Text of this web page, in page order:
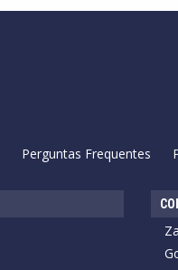
Perguntas Frequentes